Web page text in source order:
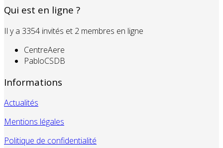
Qui est en ligne ?
Il y a 3354 invités et 2 membres en ligne
CentreAere
PabloCSDB
Informations
Actualités
Mentions légales
Politique de confidentialité